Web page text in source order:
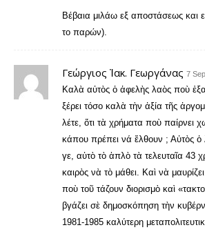
Βέβαια μιλάω εξ αποστάσεως και
το παρών).
Γεώργιος Ἰακ. Γεωργάνας 7
Καλὰ αὐτὸς ὁ ἀφελὴς λαὸς ποὺ
ξέρει τόσο καλὰ τὴν ἀξία τῆς
λέτε, ὅτι τὰ χρήματα ποὺ παίρνει
κάπου πρέπει νά ἔλθουν ; Αὐτὸς
γε, αὐτὸ τὸ ἁπλὸ τὰ τελευταῖα 43
καιρὸς νὰ τὸ μάθει. Καὶ νὰ
ποὺ τοῦ τάζουν διορισμὸ καὶ
βγάζει σὲ δημοσκόπηση τὴν
1981-1985 καλύτερη